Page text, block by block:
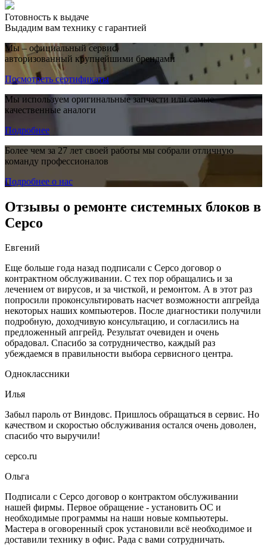
Готовность к выдаче
Выдадим вам технику с гарантией
Мы – официальный сервис,
авторизованный крупнейшими брендами
Посмотреть сертификаты
Мы используем оригинальные запчасти или самые
качественные аналоги
Подробнее
Более чем за 27 лет своей работы мы собрали отличную
команду профессионалов
Подробнее о нас
Отзывы о ремонте системных блоков в
Серсо
Евгений
Еще больше года назад подписали с Серсо договор о
контрактном обслуживании. С тех пор обращались и за
лечением от вирусов, и за чисткой, и ремонтом. А в этот раз
попросили проконсультировать насчет возможности апгрейда
некоторых наших компьютеров. После диагностики получили
подробную, доходчивую консультацию, и согласились на
предложенный апгрейд. Результат очевиден и очень
обрадовал. Спасибо за сотрудничество, каждый раз
убеждаемся в правильности выбора сервисного центра.
Одноклассники
Илья
Забыл пароль от Виндовс. Пришлось обращаться в сервис. Но
качеством и скоростью обслуживания остался очень доволен,
спасибо что выручили!
серсо.ru
Ольга
Подписали с Серсо договор о контрактом обслуживании
нашей фирмы. Первое обращение - установить ОС и
необходимые программы на наши новые компьютеры.
Мастера в оговоренный срок установили всё необходимое и
доставили технику в офис. Рада с вами сотрудничать.